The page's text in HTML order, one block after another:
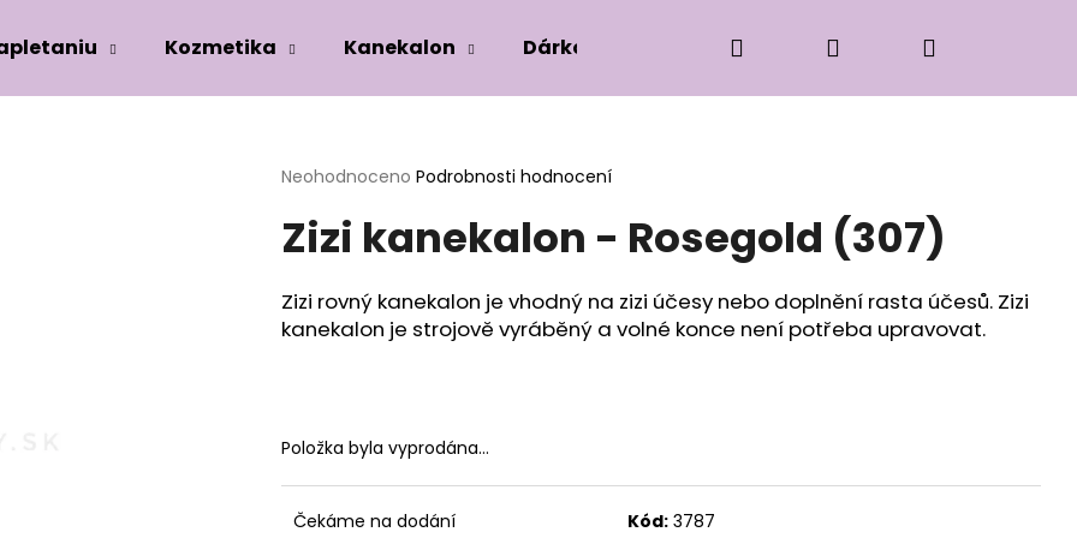
Kozmetika Kanekalon Dárková edice Příslušenství k zaplétání
Přihlášení
Průměrné
produktu
je
z
5
hvězdiček.
Neohodnoceno Podrobnosti hodnocení
Zizi kanekalon - Rosegold (307)
Zizi rovný kanekalon je vhodný na zizi účesy nebo doplnění rasta účesů. Zizi
kanekalon je strojově vyráběný a volné konce není potřeba upravovat.
Položka byla vyprodána…
Čekáme na dodání Kód: 3787
HLEDAT